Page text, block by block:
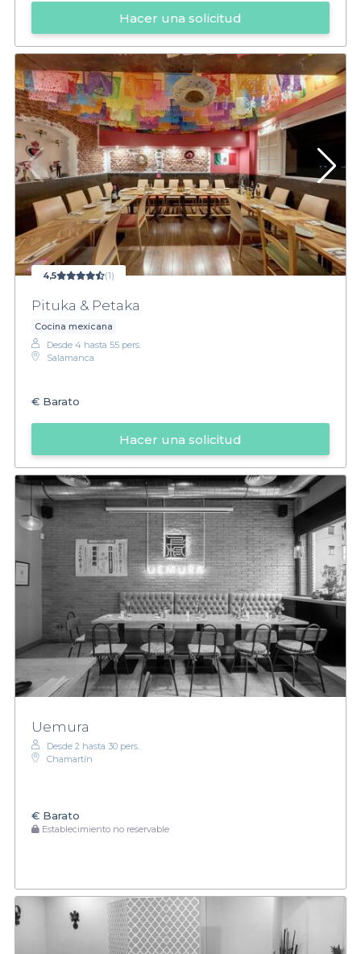
Hacer una solicitud
4,5 (1)
Pituka & Petaka
Cocina mexicana
Desde 4 hasta 55 pers.
Salamanca
€ Barato
Hacer una solicitud
Uemura
Desde 2 hasta 30 pers.
Chamartín
€ Barato
Establecimiento no reservable